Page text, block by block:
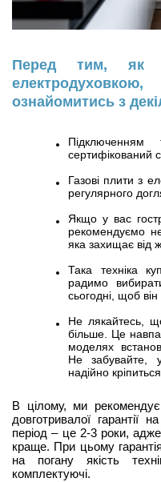
Перед тим, як
ознайомитись з
сертифікований
Газові плити з
регулярного
Якщо у вас
рекомендуємо
яка захищає від
Така техніка
радимо
сьогодні, щоб він
Не лякайтесь,
більше. Це
моделях
Не забувайте,
надійно
В цілому, ми
довготривалої гарантії
період – це 2-3 роки,
краще. При цьому
на погану якість
комплектуючі.